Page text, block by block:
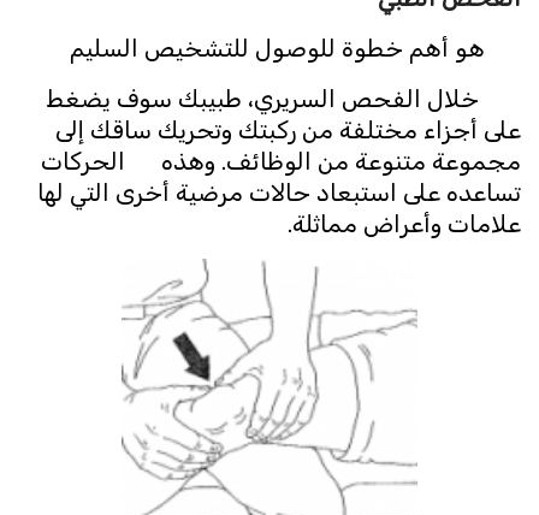
هو أهم خطوة للوصول للتشخيص السليم
خلال الفحص السريري، طبيبك سوف يضغط
على أجزاء مختلفة من ركبتك وتحريك ساقك إلى
مجموعة متنوعة من الوظائف. وهذه الحركات
تساعده على استبعاد حالات مرضية أخرى التي لها
علامات وأعراض مماثلة.